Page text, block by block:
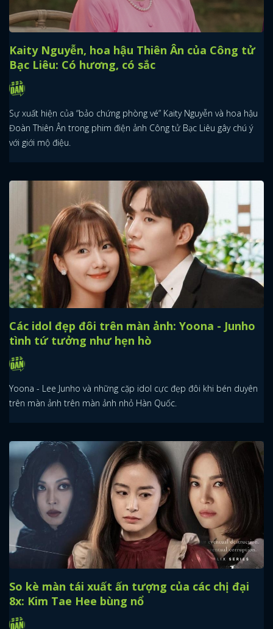
Kaity Nguyễn, hoa hậu Thiên Ân của Công tử
Bạc Liêu: Có hương, có sắc
Sự xuất hiện của “bảo chứng phòng vé” Kaity Nguyễn và hoa hậu
Đoàn Thiên Ân trong phim điện ảnh Công tử Bạc Liêu gây chú ý
với giới mộ điệu.
Các idol đẹp đôi trên màn ảnh: Yoona - Junho
tình tứ tưởng như hẹn hò
Yoona - Lee Junho và những cặp idol cực đẹp đôi khi bén duyên
trên màn ảnh trên màn ảnh nhỏ Hàn Quốc.
So kè màn tái xuất ấn tượng của các chị đại
8x: Kim Tae Hee bùng nổ